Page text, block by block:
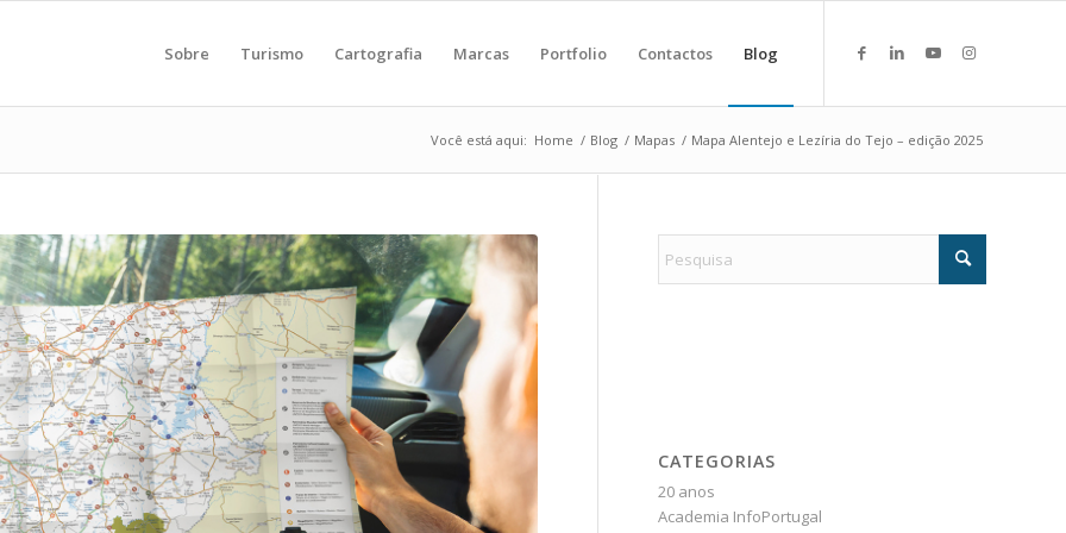
Sobre Turismo Cartografia Marcas Portfolio Contactos Blog
Você está aqui: Home / Blog / Mapas / Mapa Alentejo e Lezíria do Tejo – edição 2025
CATEGORIAS
20 anos
Academia InfoPortugal